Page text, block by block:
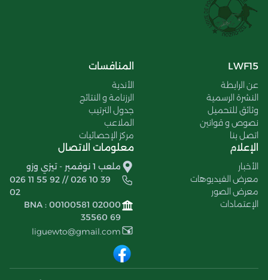
LWF15
عن الرابطة
النشرة الرسمية
وثائق للتحميل
نصوص و قوانين
اتصل بنا
المنافسات
الأندية
الرزنامة و النتائج
جدول الترتيب
الملاعب
مركز الإحصائيات
الإعلام
الأخبار
معرض الفيديوهات
معرض الصور
الإعتمادات
معلومات الاتصال
ملعب 1 نوفمبر - تيزي وزو
026 11 55 92 // 026 10 39
02
BNA : 00100581 02000
35560 69
liguewto@gmail.com